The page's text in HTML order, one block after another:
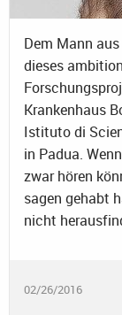
Dem Mann
dieses
Krankenhaus
Istituto di
in Padua.
zwar hören
sagen gehabt
nicht
02/26/2016